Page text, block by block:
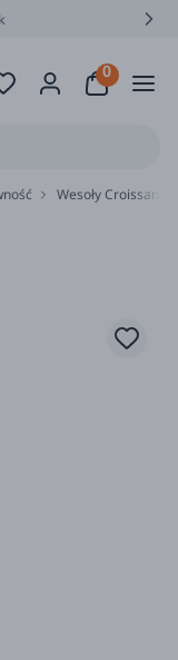
Wesoły Croissant /